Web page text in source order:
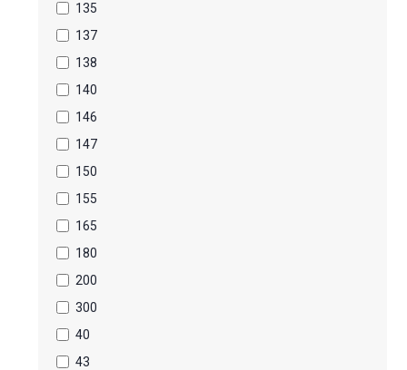
135
137
138
140
146
147
150
155
165
180
200
300
40
43